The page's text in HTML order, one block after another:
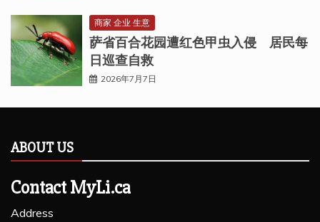
商家 企业 生意
萨省百合花园遭红色甲虫入侵 居民每
日巡查自救
2026年7月7日
ABOUT US
Contact MyLi.ca
Address